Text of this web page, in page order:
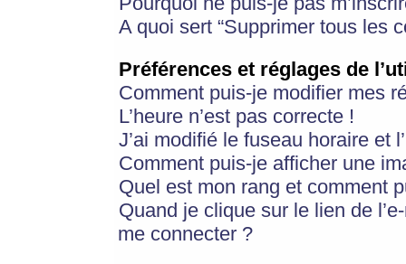
A quoi sert “Supprimer tous les
Préférences et réglages de
Comment puis-je modifier mes
L’heure n’est pas correcte !
J’ai modifié le fuseau horaire et
Comment puis-je afficher une
Quel est mon rang et comment
Quand je clique sur le lien de
me connecter ?